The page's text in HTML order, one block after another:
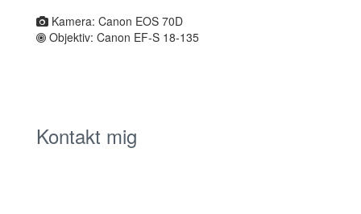
Kamera: Canon EOS 70D
Objektiv: Canon EF-S 18-135
Kontakt mig